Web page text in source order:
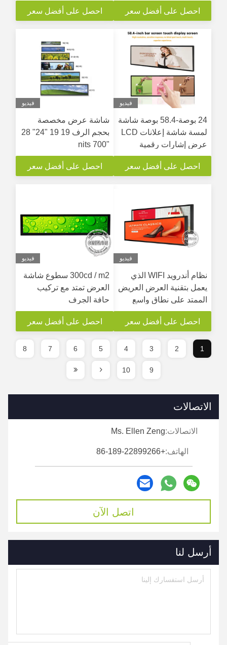
احصل على أفضل سعر
احصل على أفضل سعر
فيديو
24 بوصة-58.4 بوصة شاشة
لمسة شاشة إعلانات LCD
عرض إشارات رقمية
احصل على أفضل سعر
فيديو
شاشة عرض مخصصة
بحجم الرف 19 19 "24" 28
"700 nits
احصل على أفضل سعر
فيديو
نظام أندرويد WIFI الذي
يعمل بتقنية العرض العريض
الممتد على نطاق واسع
يعرض شاشة الإعلان LCD
أعلى الرف 48.5 بوصة ،
احصل على أفضل سعر
فيديو
300cd / m2 سطوع شاشة
العرض تمتد مع تركيب
حافة الجرف
احصل على أفضل سعر
1
2
3
4
5
6
7
8
9
10
الاتصالات
الاتصالات:Ms. Ellen Zeng
الهاتف:+86-189-22899266
اتصل الآن
أرسل لنا